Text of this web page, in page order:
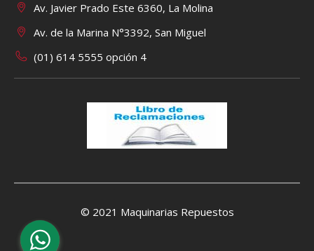
Av. Javier Prado Este 6360, La Molina
Av. de la Marina N°3392, San Miguel
(01) 614 5555 opción 4
© 2021 Maquinarias Repuestos